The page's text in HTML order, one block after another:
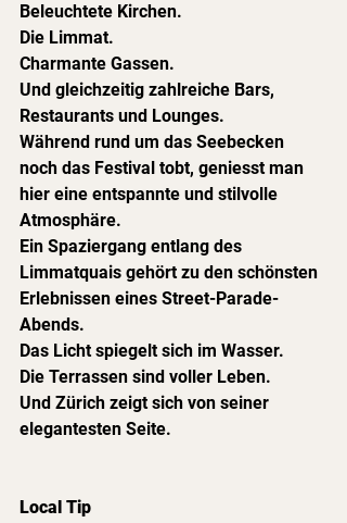
Beleuchtete Kirchen.
Die Limmat.
Charmante Gassen.
Und gleichzeitig zahlreiche Bars,
Restaurants und Lounges.
Während rund um das Seebecken
noch das Festival tobt, geniesst man
hier eine entspannte und stilvolle
Atmosphäre.
Ein Spaziergang entlang des
Limmatquais gehört zu den schönsten
Erlebnissen eines Street-Parade-
Abends.
Das Licht spiegelt sich im Wasser.
Die Terrassen sind voller Leben.
Und Zürich zeigt sich von seiner
elegantesten Seite.
Local Tip